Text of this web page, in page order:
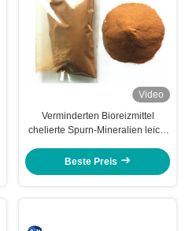
Video
Verminderten Bioreizmittel
chelierte Spurn-Mineralien leicht
Beste Preis